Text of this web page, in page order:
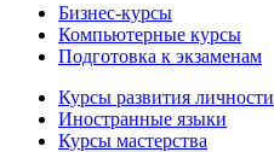
Бизнес-курсы
Компьютерные курсы
Подготовка к экзаменам
Курсы развития личности
Иностранные языки
Курсы мастерства